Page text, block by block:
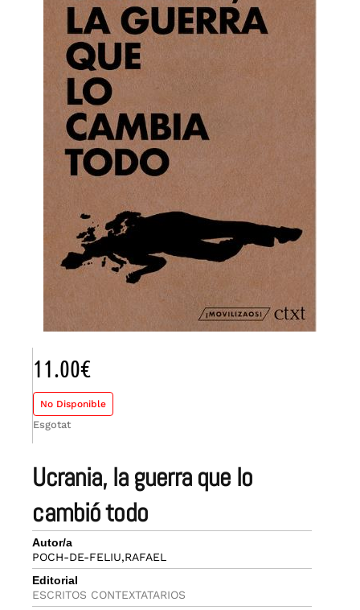
ucrania, la guerra que lo
cambió todo
Autor/a
POCH-DE-FELIU,RAFAEL
Editorial
ESCRITOS CONTEXTATARIOS
11.00€
No Disponible
Esgotat